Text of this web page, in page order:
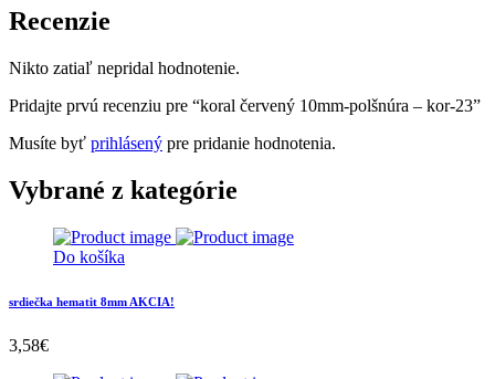
Recenzie
Nikto zatiaľ nepridal hodnotenie.
Pridajte prvú recenziu pre “koral červený 10mm-polšnúra – kor-23”
Musíte byť prihlásený pre pridanie hodnotenia.
Vybrané z kategórie
Do košíka
srdiečka hematit 8mm AKCIA!
3,58€